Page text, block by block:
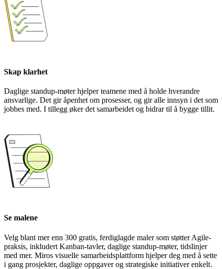
Skap klarhet
Daglige standup-møter hjelper teamene med å holde hverandre
ansvarlige. Det gir åpenhet om prosesser, og gir alle innsyn i det som
jobbes med. I tillegg øker det samarbeidet og bidrar til å bygge tillit.
Se malene
Velg blant mer enn 300 gratis, ferdiglagde maler som støtter Agile-
praksis, inkludert Kanban-tavler, daglige standup-møter, tidslinjer
med mer. Miros visuelle samarbeidsplattform hjelper deg med å sette
i gang prosjekter, daglige oppgaver og strategiske initiativer enkelt.